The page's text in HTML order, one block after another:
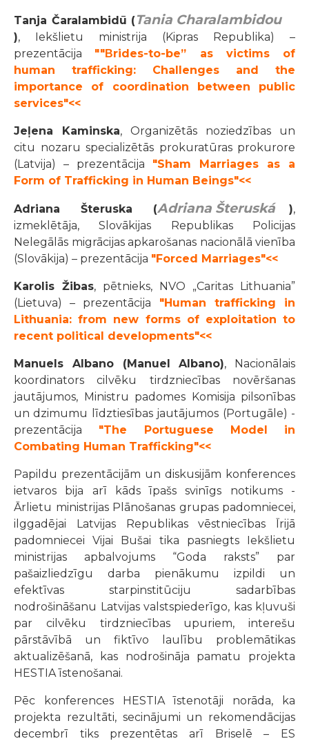
Tanja Čaralambidū (Tania Charalambidou
), Iekšlietu ministrija (Kipras Republika) –
prezentācija ""Βrides-to-be” as victims of
human trafficking: Challenges and the
importance of coordination between public
services"<<
Jeļena Kaminska, Organizētās noziedzības un
citu nozaru specializētās prokuratūras prokurore
(Latvija) – prezentācija "Sham Marriages as a
Form of Trafficking in Human Beings"<<
Adriana Šteruska (Adriana Šteruská ),
izmeklētāja, Slovākijas Republikas Policijas
Nelegālās migrācijas apkarošanas nacionālā vienība
(Slovākija) – prezentācija "Forced Marriages"<<
Karolis Žibas, pētnieks, NVO „Caritas Lithuania”
(Lietuva) – prezentācija "Human trafficking in
Lithuania: from new forms of exploitation to
recent political developments"<<
Manuels Albano (Manuel Albano), Nacionālais
koordinators cilvēku tirdzniecības novēršanas
jautājumos, Ministru padomes Komisija pilsonības
un dzimumu līdztiesības jautājumos (Portugāle) -
prezentācija "The Portuguese Model in
Combating Human Trafficking"<<
Papildu prezentācijām un diskusijām konferences
ietvaros bija arī kāds īpašs svinīgs notikums -
Ārlietu ministrijas Plānošanas grupas padomniecei,
ilggadējai Latvijas Republikas vēstniecības Īrijā
padomniecei Vijai Bušai tika pasniegts Iekšlietu
ministrijas apbalvojums “Goda raksts” par
pašaizliedzīgu darba pienākumu izpildi un
efektīvas starpinstitūciju sadarbības
nodrošināšanu Latvijas valstspiederīgo, kas kļuvuši
par cilvēku tirdzniecības upuriem, interešu
pārstāvībā un fiktīvo laulību problemātikas
aktualizēšanā, kas nodrošināja pamatu projekta
HESTIA īstenošanai.
Pēc konferences HESTIA īstenotāji norāda, ka
projekta rezultāti, secinājumi un rekomendācijas
decembrī tiks prezentētas arī Briselē – ES